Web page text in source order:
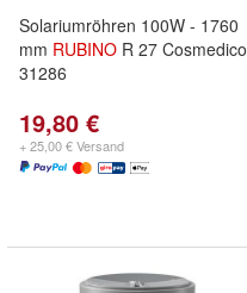
Solariumröhren 100W - 1760
mm RUBINO R 27 Cosmedico
31286
19,80 €
+ 25,00 € Versand